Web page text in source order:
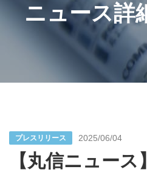
ニュース詳
プレスリリース 2025/06/04
【丸信ニュース